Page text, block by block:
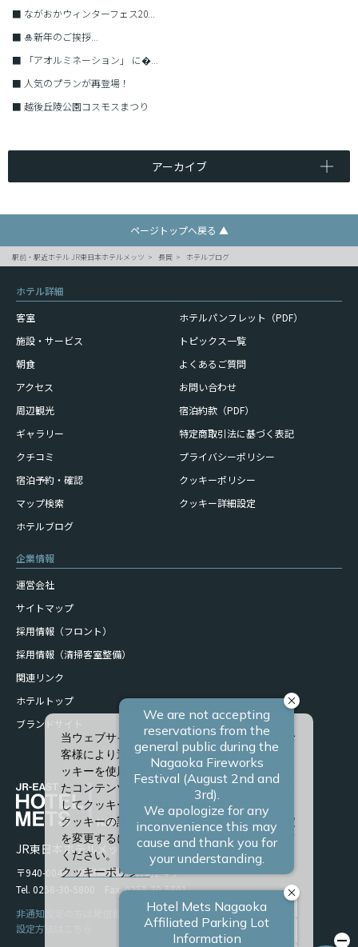
■ ながおかウィンターフェス20...
■ 🎍新年のご挨拶...
■
「アオルミネーション」 に�...
■ 人気のプランが再登場！
■ 越後丘陵公園コスモスまつり
アーカイブ
ページトップへ戻る ▲
駅前・駅近ホテル JR東日本ホテルメッツ 長岡 ホテルブログ
ホテル詳細
客室
施設・サービス
朝食
アクセス
周辺観光
ギャラリー
クチコミ
宿泊予約・確認
マップ検索
ホテルブログ
ホテルパンフレット（PDF）
トピックス一覧
よくあるご質問
お問い合わせ
宿泊約款（PDF）
特定商取引法に基づく表記
プライバシーポリシー
クッキーポリシー
クッキー詳細設定
企業情報
運営会社
サイトマップ
採用情報（フロント）
採用情報（清掃客室整備）
関連リンク
ホテルトップ
ブランドサイト
JR東日本ホテルメッツ 長岡
〒940-0048 新潟県長岡市台町2-4-9
Tel. 0258-30-5800 Fax. 0258-30-5801
非通知設定の方は発信者番号を設定の上お電話ください。
設定方法はこちら
当ウェブサイトでは、サービスの向上、またお
客様により適したサービスを提供するため、ク
ッキーを使用しています。また、お客様に合っ
たコンテンツや広告を表示させることを目的と
してクッキーを使用する場合があります。
クッキーの詳細や、クッキーの種類ごとに設定
を変更するには、「詳細設定」をクリックして
ください。
クッキーポリシー
すべて許可
必須クッキーのみ